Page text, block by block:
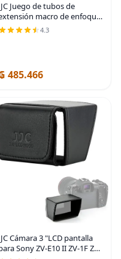
Juego de tubos de
macro de enfoque
con montura E
para Sony ZV-E10 II A6000
4.3
485.466
Cámara 3 "LCD pantalla
Sony ZV-E10 II ZV-1F ZV-